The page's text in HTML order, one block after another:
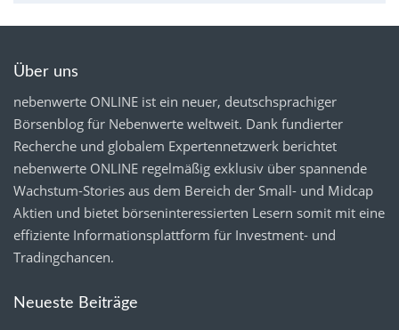
Über uns
nebenwerte ONLINE ist ein neuer, deutschsprachiger
Börsenblog für Nebenwerte weltweit. Dank fundierter
Recherche und globalem Expertennetzwerk berichtet
nebenwerte ONLINE regelmäßig exklusiv über spannende
Wachstum-Stories aus dem Bereich der Small- und Midcap
Aktien und bietet börseninteressierten Lesern somit mit eine
effiziente Informationsplattform für Investment- und
Tradingchancen.
Neueste Beiträge